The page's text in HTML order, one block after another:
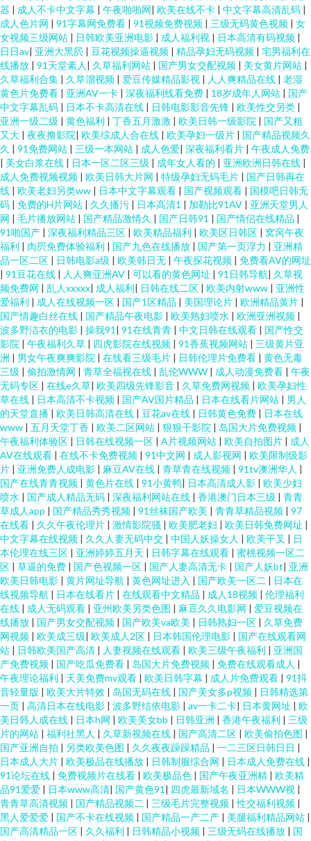
器 | 成人不卡中文字幕 | 午夜啪啪网| 欧美在线不卡 | 中文字幕高清乱码 |
成人色片网 | 91字幕网免费看 | 91视频免费视频 | 三级无码黄色视频 | 女
女视频三级网站 | 日韩欧美亚洲电影 | 成人福利视 | 日本高清有码视频 |
日日av| 亚洲大黑屄 | 豆花视频操逼视频 | 精品孕妇无码视频 | 宅男福利在
线播放 | 91天堂素人 | 久草福利网站 | 国产男女交配视频 | 美女黄片网站 |
久草福利合集 | 久草溜视频 | 爱豆传媒精品影视 | 人人爽精品在线 | 老湿
黄色片免费看 | 亚洲AV一卡 | 深夜福利线看免费 | 18岁成年人网站 | 国产
中文字幕乱码 | 日本不卡高清在线 | 日韩电影影音先锋 | 欧美性交另类 |
亚洲一级二级 | 黄色福利 | 丁香五月激激 | 欧美日韩一级影院 | 国产又粗
又大 | 夜夜撸影院| 欧美综成人合在线 | 欧美孕妇一级片 | 国产精品视频久
久 | 91免费网站 | 三级一本网站 | 成人色爱| 深夜福利看片 | 午夜成人免费
| 美女白浆在线 | 日本一区二区三级 | 成年女人看的 | 亚洲欧洲日韩在线 |
成人免费视频视频 | 欧美日韩大片网 | 特级孕妇无码毛片 | 国产日韩再在
线 | 欧美老妇另类ww | 日本中文字幕观看 | 国产视频观看 | 国模吧日韩无
码 | 免费的H片网站 | 久久播污 | 日本高清1 | 加勒比91AV | 亚洲天堂男人
网 | 毛片播放网站 | 国产精品激情久 | 国产日韩91 | 国产情侣在线精品 |
91啪国产 | 深夜福利精品三区 | 欧美精品福利 | 欧美区日韩区 | 窝窉午夜
福利 | 肉屄免费体验福利 | 国产九色在线播放 | 国产第一页浮力 | 亚洲精
品一区二区 | 日韩电影a级 | 欧美韩日无 | 午夜探花视频 | 免费看AV的网址
| 91豆花在线 | 人人爽亚洲AV | 可以看的黄色网址 | 91日韩导航| 久草视
频免费网 | 乱人xxxxx| 成人福利| 日韩在线二区 | 欧美内射www | 亚洲性
爱福利 | 成人在线视频一区 | 国产1区精品 | 美国理论片 | 欧洲精品黄片 |
国产情趣白丝在线 | 国产精品午夜电影 | 欧美熟妇喷水 | 欧洲亚洲视频 |
波多野洁衣的电影 | 操我91 | 91在线青青 | 中文日韩在线观看 | 国产性交
影院 | 午夜福利久草 | 四虎影院在线视频 | 91香蕉视频网站 | 三级黄片亚
洲 | 男女午夜爽爽影院 | 在线看三级毛片 | 日韩伦理片免费看 | 黄色无毒
三级 | 偷拍激情网 | 青草全福视在线 | 乱伦WWW | 成人动漫免费看 | 午夜
无码专区 | 在线e久草| 欧美四级先锋影音 | 久草免费网视频 | 欧美孕妇性
草在线 | 日本高清不卡视频 | 国产AV国片精品 | 日本在线看片网站 | 男人
的天堂直播 | 欧美日韩高清在线 | 豆花av在线 | 日韩黄色免费 | 日本在线
www | 五月天堂丁香 | 欧美二区网站 | 狠狠干影院 | 岛国大片免费视频 |
午夜福利体验区 | 日韩在线视频一区 | A片视频网站 | 欧美自拍图片 | 成人
AV在线观看 | 在线不卡免费视频 | 91中文网 | 成人影视网 | 欧美限制级影
片 | 亚洲免费人成电影 | 麻豆AV在线 | 青草青在线视频 | 91tv澳洲华人 |
国产在线青青视频 | 黄色片在线 | 91小黄鸭| 日本高清成人影 | 欧美少妇
喷水 | 国产成人精品无码 | 深夜福利网站在线 | 香港澳门日本三级 | 青青
草成人app | 国产精品秀秀视频 | 91丝袜国产欧美 | 青青草精品视频 | 97
在线看 | 久久午夜伦理片 | 激情影院骚 | 欧美肥老妇 | 欧美日韩免费网址 |
中文字幕在线视频 | 久久人妻无码中交 | 中国人妖操女人 | 欧美干叉 | 日
本伦理在线三区 | 亚洲婷婷五月天 | 日韩字幕在线观看 | 蜜桃视频一区二
区 | 草逼的免费 | 国产色视频一区 | 国产人妻高清无卡 | 国产人妖bt| 亚洲
欧美日韩电影 | 黄片网址导航 | 黄色网址进入 | 国产欧美一区二 | 日本在
线视频导航 | 日本在线看片 | 在线观看中文精品 | 成人18视频 | 伦理福利
在线 | 成人无码观看 | 亚州欧美另类色图 | 麻豆久久电影网 | 爱豆视频在
线播放 | 国产男女交配视频 | 国产欧美va欧美 | 日韩熟妇一区 | 久草免费
网视频 | 欧美成三级| 欧美成人2区 | 日本韩国伦理电影 | 国产在线观看网
站 | 日韩欧美国产高清 | 人妻视频在线观看 | 欧美三级午夜福利 | 亚洲国
产免费视频 | 国产吃瓜免费看 | 岛国大片免费视频 | 免费在线观看成人 |
午夜理论福利 | 天美免费mv观看 | 欧美日韩字幕 | 成人片免费观看 | 91抖
音轻量版 | 欧美大片特效 | 岛国无码在线 | 国产美女多p视频 | 日韩精选第
一页 | 高清日本在线电影 | 波多野结依电影 | av一卡二卡| 日本黄网址 | 欧
美日韩人成在线 | 日本h网 | 欧美美女bb | 日韩亚洲 | 香港午夜福利 | 三级
片的网站 | 福利社黑人 | 久草新视频在线 | 国产高清二区 | 欧美偷拍色图 |
国产亚洲自拍 | 另类欧美色图 | 久久夜夜躁躁精品 | 一二三区日韩日日 |
日本成人大片 | 欧美极品在线播放 | 日韩制服综合网 | 日本成人免费在线 |
91论坛在线 | 免费视频片在线看 | 欧美极品色 | 国产午夜亚洲精 | 欧美精
品91爱爱 | 日本www高清| 国产黄色91 | 四虎最新域名 | 日本WWW视 |
青青草高清视频 | 国产精品视频二 | 三级毛片完整视频 |性交福利视频 |
黑人爱爱爱 | 国产不卡在线视频 | 国产精品一产二产 | 美腿福利精品网站 |
国产高清精品一区 | 久久福利 | 日韩精品小视频 | 三级无码在线播放 | 国